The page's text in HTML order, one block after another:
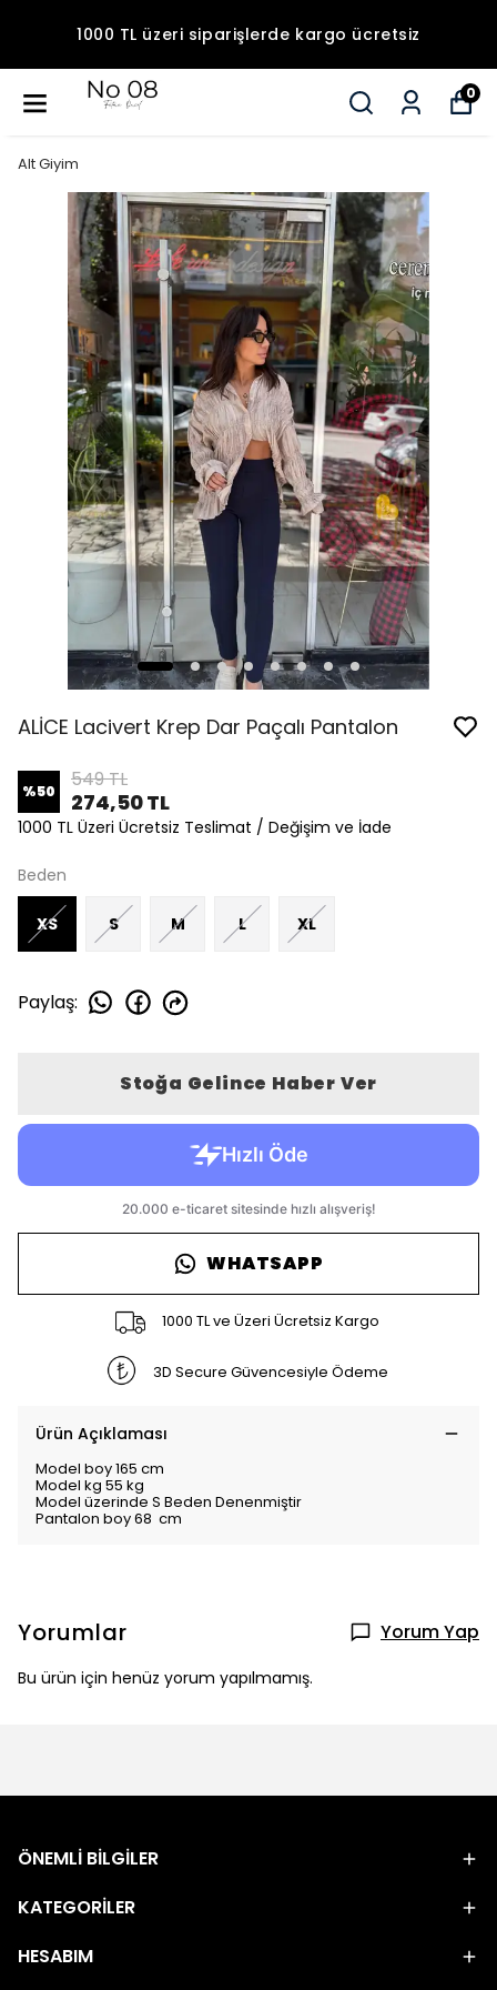
1000 TL üzeri siparişlerde kargo ücretsiz
0
Alt Giyim
ALİCE Lacivert Krep Dar Paçalı Pantalon
%50 549 TL
274,50 TL
1000 TL Üzeri Ücretsiz Teslimat / Değişim ve İade
Beden
XS S M L XL
Paylaş:
Stoğa Gelince Haber Ver
WHATSAPP
1000 TL ve Üzeri Ücretsiz Kargo
3D Secure Güvencesiyle Ödeme
Ürün Açıklaması
Model boy 165 cm
Model kg 55 kg
Model üzerinde S Beden Denenmiştir
Pantalon boy 68 cm
Yorumlar Yorum Yap
Bu ürün için henüz yorum yapılmamış.
ÖNEMLİ BİLGİLER
KATEGORİLER
HESABIM